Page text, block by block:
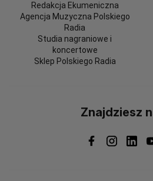
Redakcja Ekumeniczna
Agencja Muzyczna Polskiego
Radia
Studia nagraniowe i
koncertowe
Sklep Polskiego Radia
Znajdziesz